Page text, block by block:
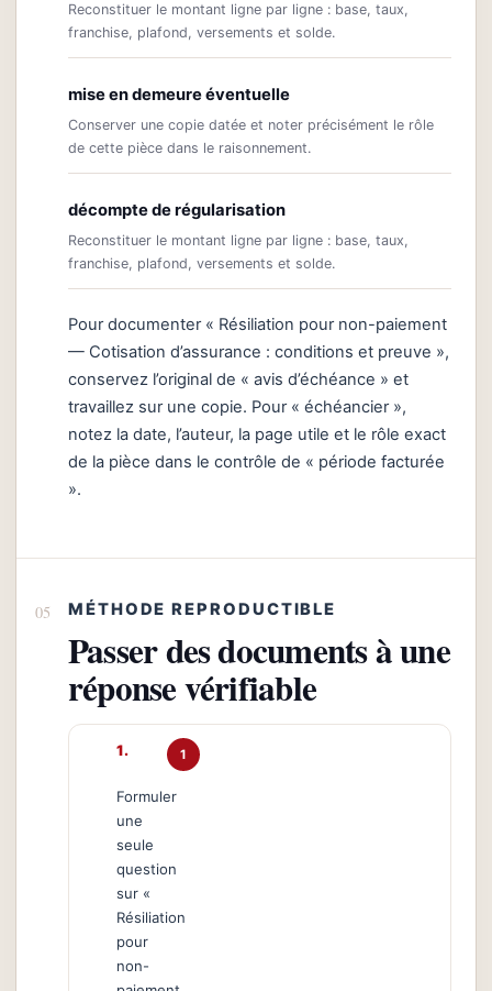
Reconstituer le montant ligne par ligne : base, taux,
franchise, plafond, versements et solde.
mise en demeure éventuelle
Conserver une copie datée et noter précisément le rôle
de cette pièce dans le raisonnement.
décompte de régularisation
Reconstituer le montant ligne par ligne : base, taux,
franchise, plafond, versements et solde.
Pour documenter « Résiliation pour non-paiement
— Cotisation d’assurance : conditions et preuve »,
conservez l’original de « avis d’échéance » et
travaillez sur une copie. Pour « échéancier »,
notez la date, l’auteur, la page utile et le rôle exact
de la pièce dans le contrôle de « période facturée
».
MÉTHODE REPRODUCTIBLE
Passer des documents à une
réponse vérifiable
1
Formuler
une
seule
question
sur «
Résiliation
pour
non-